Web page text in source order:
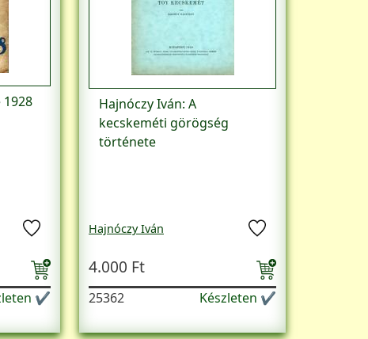
✔
Hajnóczy Iván: A
kecskeméti görögség
története
Hajnóczy Iván
4.000 Ft
25362 Készleten ✔